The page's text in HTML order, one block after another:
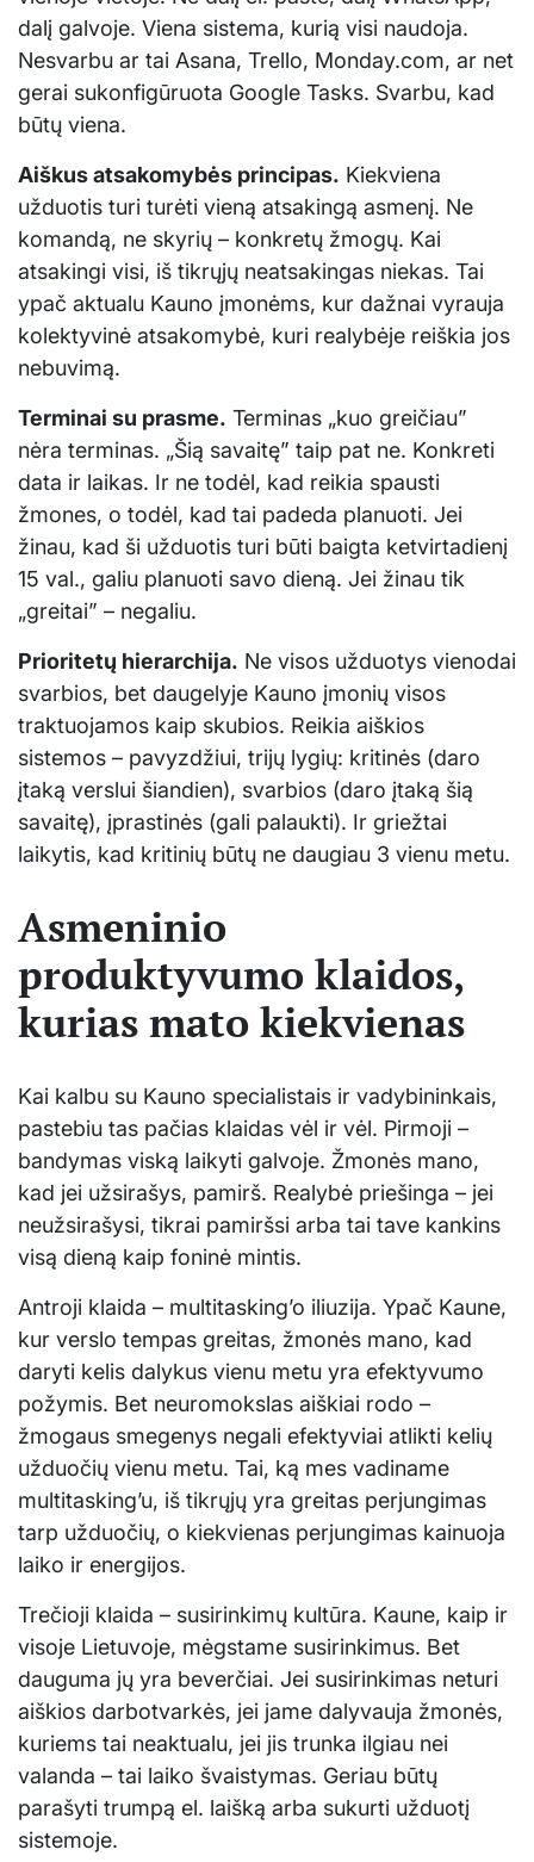
dalį galvoje. Viena sistema, kurią visi naudoja.
Nesvarbu ar tai Asana, Trello, Monday.com, ar net
gerai sukonfigūruota Google Tasks. Svarbu, kad
būtų viena.
Aiškus atsakomybės principas. Kiekviena
užduotis turi turėti vieną atsakingą asmenį. Ne
komandą, ne skyrių – konkretų žmogų. Kai
atsakingi visi, iš tikrųjų neatsakingas niekas. Tai
ypač aktualu Kauno įmonėms, kur dažnai vyrauja
kolektyvinė atsakomybė, kuri realybėje reiškia jos
nebuvimą.
Terminai su prasme. Terminas „kuo greičiau”
nėra terminas. „Šią savaitę” taip pat ne. Konkreti
data ir laikas. Ir ne todėl, kad reikia spausti
žmones, o todėl, kad tai padeda planuoti. Jei
žinau, kad ši užduotis turi būti baigta ketvirtadienį
15 val., galiu planuoti savo dieną. Jei žinau tik
„greitai” – negaliu.
Prioritetų hierarchija. Ne visos užduotys vienodai
svarbios, bet daugelyje Kauno įmonių visos
traktuojamos kaip skubios. Reikia aiškios
sistemos – pavyzdžiui, trijų lygių: kritinės (daro
įtaką verslui šiandien), svarbios (daro įtaką šią
savaitę), įprastinės (gali palaukti). Ir griežtai
laikytis, kad kritinių būtų ne daugiau 3 vienu metu.
Asmeninio
produktyvumo klaidos,
kurias mato kiekvienas
Kai kalbu su Kauno specialistais ir vadybininkais,
pastebiu tas pačias klaidas vėl ir vėl. Pirmoji –
bandymas viską laikyti galvoje. Žmonės mano,
kad jei užsirašys, pamirš. Realybė priešinga – jei
neužsirašysi, tikrai pamiršsi arba tai tave kankins
visą dieną kaip foninė mintis.
Antroji klaida – multitasking’o iliuzija. Ypač Kaune,
kur verslo tempas greitas, žmonės mano, kad
daryti kelis dalykus vienu metu yra efektyvumo
požymis. Bet neuromokslas aiškiai rodo –
žmogaus smegenys negali efektyviai atlikti kelių
užduočių vienu metu. Tai, ką mes vadiname
multitasking’u, iš tikrųjų yra greitas perjungimas
tarp užduočių, o kiekvienas perjungimas kainuoja
laiko ir energijos.
Trečioji klaida – susirinkimų kultūra. Kaune, kaip ir
visoje Lietuvoje, mėgstame susirinkimus. Bet
dauguma jų yra beverčiai. Jei susirinkimas neturi
aiškios darbotvarkės, jei jame dalyvauja žmonės,
kuriems tai neaktualu, jei jis trunka ilgiau nei
valanda – tai laiko švaistymas. Geriau būtų
parašyti trumpą el. laišką arba sukurti užduotį
sistemoje.